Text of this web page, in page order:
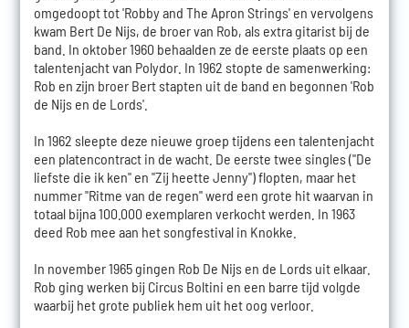
omgedoopt tot 'Robby and The Apron Strings' en vervolgens
kwam Bert De Nijs, de broer van Rob, als extra gitarist bij de
band. In oktober 1960 behaalden ze de eerste plaats op een
talentenjacht van Polydor. In 1962 stopte de samenwerking:
Rob en zijn broer Bert stapten uit de band en begonnen 'Rob
de Nijs en de Lords'.
In 1962 sleepte deze nieuwe groep tijdens een talentenjacht
een platencontract in de wacht. De eerste twee singles ("De
liefste die ik ken" en "Zij heette Jenny") flopten, maar het
nummer "Ritme van de regen" werd een grote hit waarvan in
totaal bijna 100.000 exemplaren verkocht werden. In 1963
deed Rob mee aan het songfestival in Knokke.
In november 1965 gingen Rob De Nijs en de Lords uit elkaar.
Rob ging werken bij Circus Boltini en een barre tijd volgde
waarbij het grote publiek hem uit het oog verloor.